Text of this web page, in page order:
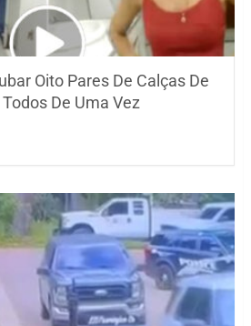
Oito Pares De Calças De
De Uma Vez